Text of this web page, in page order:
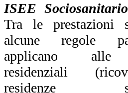
ISEE
Tra le prestazioni
alcune regole
applicano alle
residenziali
residenze